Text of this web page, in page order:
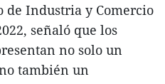
Industria y Comercio
señaló que los
no solo un
también un